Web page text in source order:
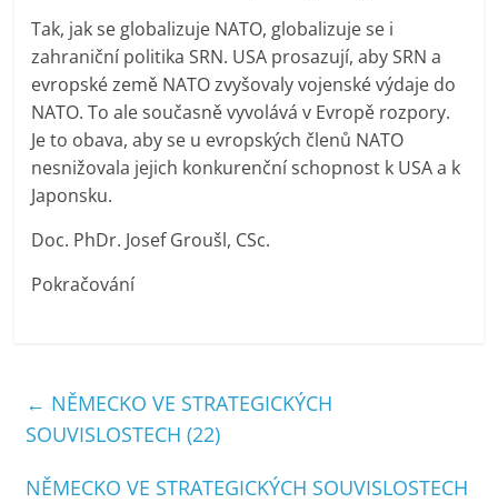
Tak, jak se globalizuje NATO, globalizuje se i
zahraniční politika SRN. USA prosazují, aby SRN a
evropské země NATO zvyšovaly vojenské výdaje do
NATO. To ale současně vyvolává v Evropě rozpory.
Je to obava, aby se u evropských členů NATO
nesnižovala jejich konkurenční schopnost k USA a k
Japonsku.
Doc. PhDr. Josef Groušl, CSc.
Pokračování
← NĚMECKO VE STRATEGICKÝCH
SOUVISLOSTECH (22)
NĚMECKO VE STRATEGICKÝCH SOUVISLOSTECH